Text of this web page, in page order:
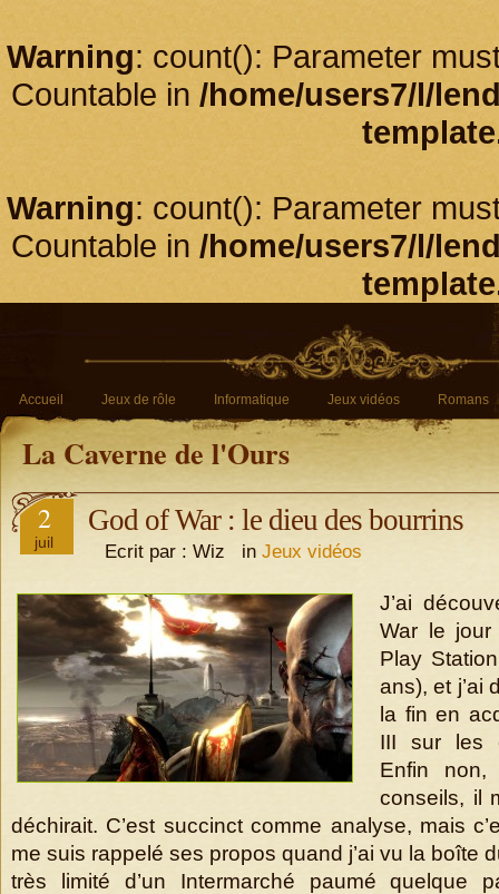
Warning: count(): Parameter
Countable in /home/users7/l/
Warning: count(): Parameter
Countable in /home/users7/l/
Accueil Jeux de rôle Informatique Jeux vidéos Romans
La Caverne de l'Ours
2
juil
God of War : le dieu des bourrins
Ecrit par : Wiz in Jeux vidéos
J’ai
War le jour
Play
ans), et j’ai
la fin en
III sur les
Enfin
conseils, il
déchirait. C’est succinct comme analyse, mais
me suis rappelé ses propos quand j’ai vu la boîte
très limité d’un Intermarché paumé quelque